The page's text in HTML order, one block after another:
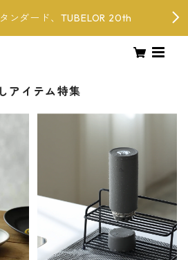
ンダード、TUBELOR 20th
アイテム特集